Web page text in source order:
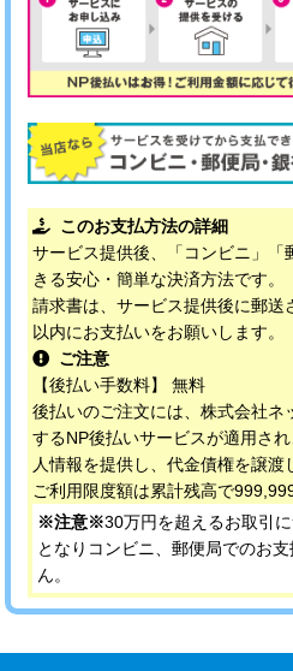
このお支払方法の詳細
サービス提供後、「コンビニ」「
きる安心・簡単な決済方法です。
請求書は、サービス提供後に郵送
以内にお支払いをお願いします。
ご注意
【後払い手数料】 無料
後払いのご注文には、株式会社ネ
するNP後払いサービスが適用さ
人情報を提供し、代金債権を譲渡
ご利用限度額は累計残高で
※注意※30万円を超えるお取引
となりコンビニ、郵便局でのお
ん。